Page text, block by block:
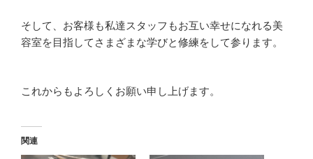
そして、お客様も私達スタッフもお互い幸せになれる美
容室を目指してさまざまな学びと修練をして参ります。
これからもよろしくお願い申し上げます。
関連